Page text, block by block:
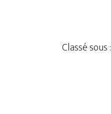
Classé sous :